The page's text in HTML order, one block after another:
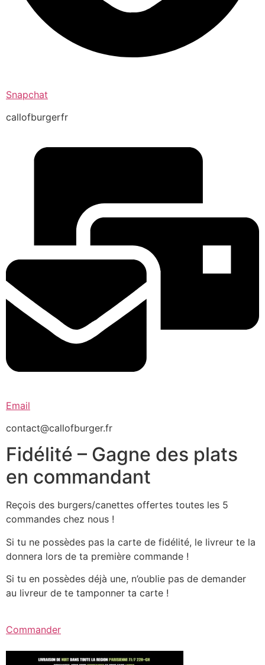
Snapchat
callofburgerfr
Email
contact@callofburger.fr
Fidélité – Gagne des plats
en commandant
Reçois des burgers/canettes offertes toutes les 5
commandes chez nous !
Si tu ne possèdes pas la carte de fidélité, le livreur te la
donnera lors de ta première commande !
Si tu en possèdes déjà une, n’oublie pas de demander
au livreur de te tamponner ta carte !
Commander